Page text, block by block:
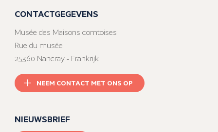
CONTACTGEGEVENS
Musée des Maisons comtoises
Rue du musée
25360 Nancray - Frankrijk
NEEM CONTACT MET ONS OP
NIEUWSBRIEF